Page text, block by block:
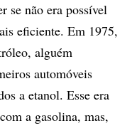
se não era possível
eficiente. Em 1975,
alguém
automóveis
a etanol. Esse era
a gasolina, mas,